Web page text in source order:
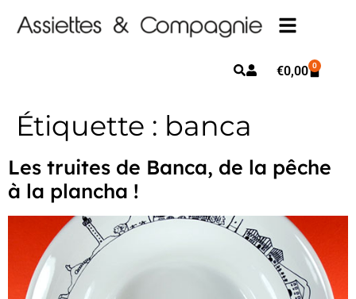
€0,00 0
Étiquette : banca
Les truites de Banca, de la pêche
à la plancha !